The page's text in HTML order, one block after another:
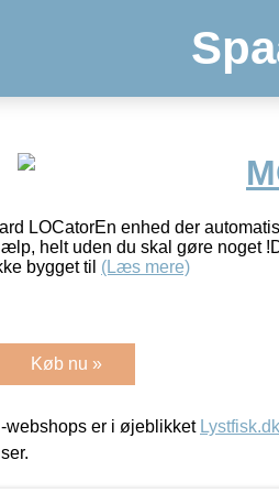
LOCatorEn enhed der
helt uden du skal gøre noget
bygget til (Læs mere)
Køb nu »
er i øjeblikket Lystfisk.dk